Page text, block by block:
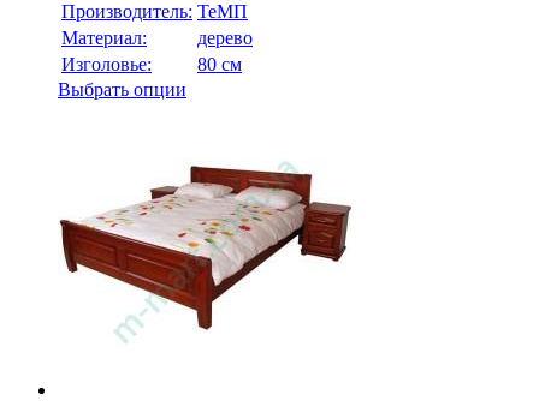
Производитель: ТеМП
Материал:
дерево
Изголовье:
80 см
Выбрать опции